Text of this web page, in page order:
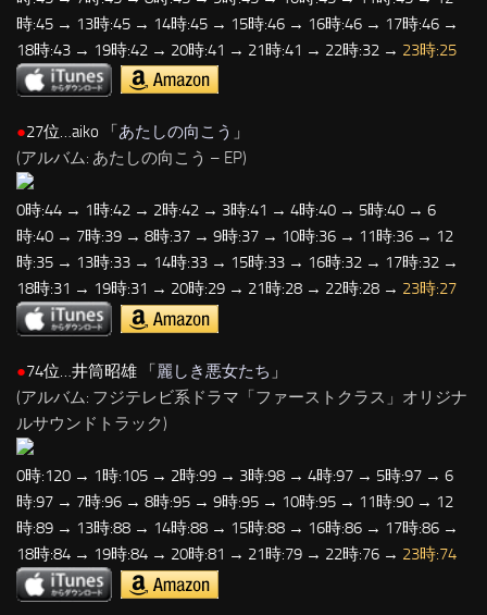
時:45 → 13時:45 → 14時:45 → 15時:46 → 16時:46 → 17時:46 →
18時:43 → 19時:42 → 20時:41 → 21時:41 → 22時:32 → 23時:25
●27位…aiko 「 あたしの向こう 」
(アルバム: あたしの向こう – EP)
0時:44 → 1時:42 → 2時:42 → 3時:41 → 4時:40 → 5時:40 → 6
時:40 → 7時:39 → 8時:37 → 9時:37 → 10時:36 → 11時:36 → 12
時:35 → 13時:33 → 14時:33 → 15時:33 → 16時:32 → 17時:32 →
18時:31 → 19時:31 → 20時:29 → 21時:28 → 22時:28 → 23時:27
●74位…井筒昭雄 「麗しき悪女たち 」
(アルバム: フジテレビ系ドラマ「ファーストクラス」オリジナ
ルサウンドトラック)
0時:120 → 1時:105 → 2時:99 → 3時:98 → 4時:97 → 5時:97 → 6
時:97 → 7時:96 → 8時:95 → 9時:95 → 10時:95 → 11時:90 → 12
時:89 → 13時:88 → 14時:88 → 15時:88 → 16時:86 → 17時:86 →
18時:84 → 19時:84 → 20時:81 → 21時:79 → 22時:76 → 23時:74